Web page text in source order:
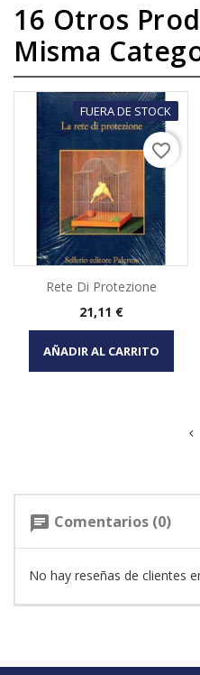
16 Otros
Misma
FUERA DE STOCK
Rete Di Protezione
Precio
21,11 €
AÑADIR AL CARRITO
favorite_border
chat Comentarios (0)
No hay reseñas de clientes